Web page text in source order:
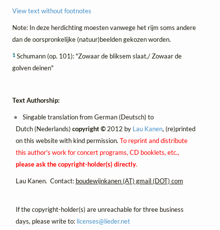
View text without footnotes
Note: In deze herdichting moesten vanwege het rijm soms andere
dan de oorspronkelijke (natuur)beelden gekozen worden.
1 Schumann (op. 101): "Zowaar de bliksem slaat,/ Zowaar de
golven deinen"
Text Authorship:
Singable translation from German (Deutsch) to
Dutch (Nederlands) copyright ©2012 by Lau Kanen, (re)printed
on this website with kind permission. To reprint and distribute
this author's work for concert programs, CD booklets, etc.,
please ask the copyright-holder(s) directly.
Lau Kanen. Contact: boudewijnkanen (AT) gmail (DOT) com
If the copyright-holder(s) are unreachable for three business
days, please write to: licenses@lieder.net